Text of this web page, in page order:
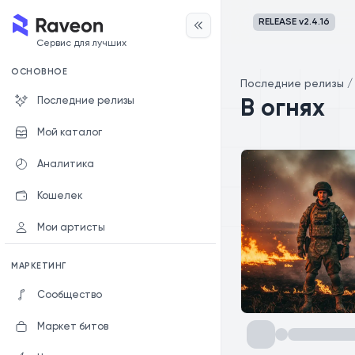
Сервис для лучших
ОСНОВНОЕ
Последние релизы
Мой каталог
Аналитика
Кошелек
Мои артисты
МАРКЕТИНГ
Сообщество
Маркет битов
RELEASE v2.4.16
Последние релизы /
В огнях